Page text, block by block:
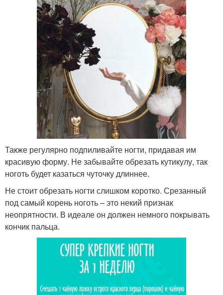
Также регулярно подпиливайте ногти, придавая им
красивую форму. Не забывайте обрезать кутикулу, так
ноготь будет казаться чуточку длиннее.
Не стоит обрезать ногти слишком коротко. Срезанный
под самый корень ноготь – это некий признак
неопрятности. В идеале он должен немного покрывать
кончик пальца.